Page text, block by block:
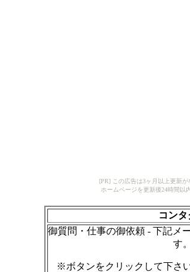
[PR] この広告は3ヶ月以上更新が
ホームページを更新後24時間以
コンタ
御質問・仕事の御依頼 - 下記メ
す。
※ボタンをクリックして下さ